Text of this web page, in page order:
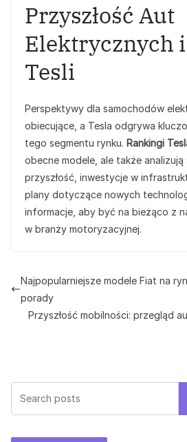
Przyszłość Aut
Elektrycznych
Tesli
Perspektywy dla samochodów
obiecujące, a Tesla odgrywa
tego segmentu rynku. Rankingi
obecne modele, ale także
przyszłość, inwestycje w
plany dotyczące nowych
informacje, aby być na bieżąco z
w branży motoryzacyjnej.
Najpopularniejsze modele Fiat na
porady
Przyszłość mobilności: przegląd